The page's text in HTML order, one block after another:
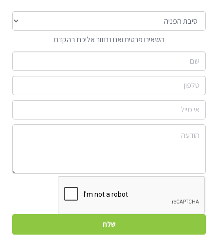
השאירו פרטים ואנו נחזור אליכם בהקדם